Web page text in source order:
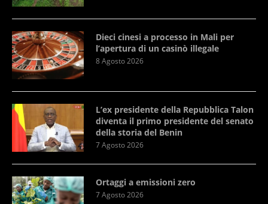
Dieci cinesi a processo in Mali per
l’apertura di un casinò illegale
8 Agosto 2026
L’ex presidente della Repubblica Talon
diventa il primo presidente del senato
della storia del Benin
7 Agosto 2026
Ortaggi a emissioni zero
7 Agosto 2026